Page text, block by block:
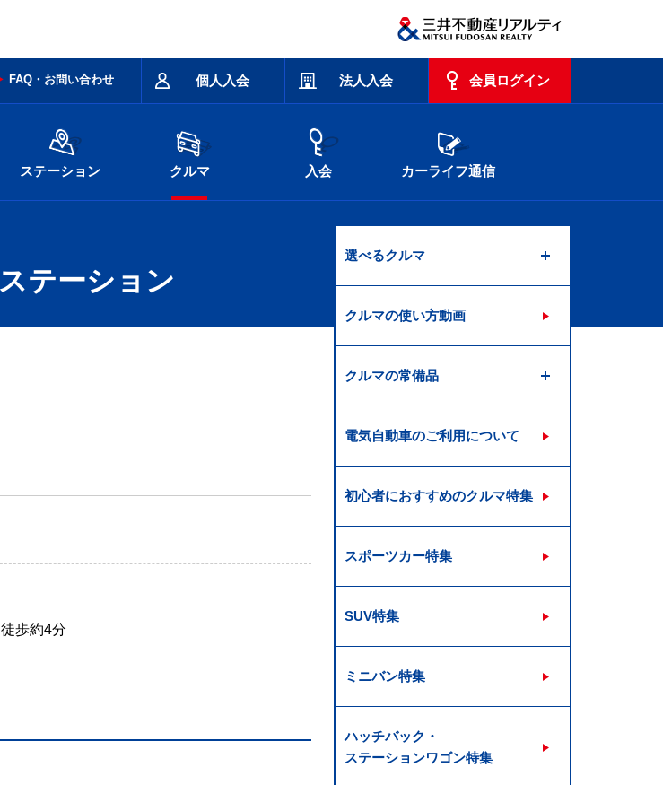
個人入会 法人入会 会員ログイン
FAQ・お問い合わせ
ステーション クルマ 入会 カーライフ通信
テーション
歩約4分
選べるクルマ
クルマの使い方動画
クルマの常備品
電気自動車のご利用について
初心者におすすめのクルマ特集
スポーツカー特集
SUV特集
ミニバン特集
ハッチバック・
ステーションワゴン特集